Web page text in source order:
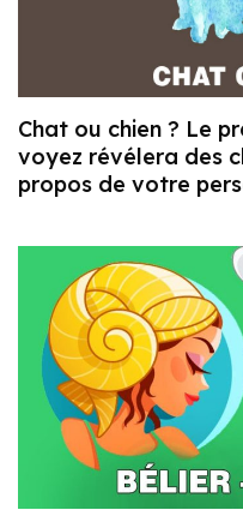
Chat ou chien ? Le
voyez révélera des
propos de votre